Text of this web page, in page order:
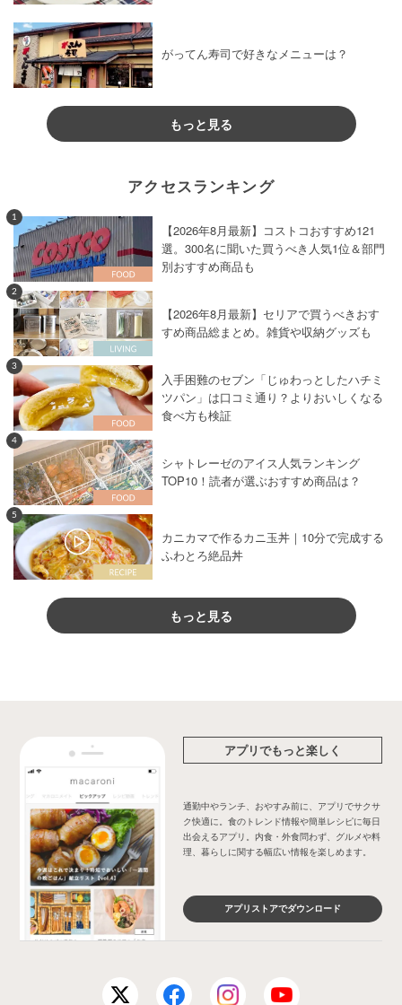
がってん寿司で好きなメニューは？
もっと見る
アクセスランキング
1
【2026年8月最新】コストコおすすめ121
選。300名に聞いた買うべき人気1位＆部門
別おすすめ商品も
2
【2026年8月最新】セリアで買うべきおす
すめ商品総まとめ。雑貨や収納グッズも
3
入手困難のセブン「じゅわっとしたハチミ
ツパン」は口コミ通り？よりおいしくなる
食べ方も検証
4
シャトレーゼのアイス人気ランキング
TOP10！読者が選ぶおすすめ商品は？
5
カニカマで作るカニ玉丼｜10分で完成する
ふわとろ絶品丼
もっと見る
アプリでもっと楽しく
通勤中やランチ、おやすみ前に、アプリでサクサ
ク快適に。食のトレンド情報や簡単レシピに毎日
出会えるアプリ。内食・外食問わず、グルメや料
理、暮らしに関する幅広い情報を楽しめます。
アプリストアでダウンロード